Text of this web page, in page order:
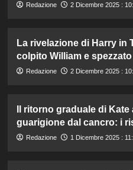
Redazione 2 Dicembre 2025 :
La rivelazione di Harry in
colpito William e
Redazione 2 Dicembre 2025 :
Il ritorno graduale di
guarigione dal cancro: i
Redazione 1 Dicembre 2025 :